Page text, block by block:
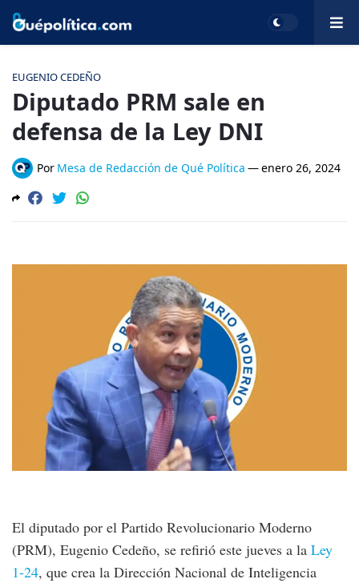
EUGENIO CEDEÑO
Diputado PRM sale en
defensa de la Ley DNI
Por Mesa de Redacción de Qué Política —enero 26, 2024
El diputado por el Partido Revolucionario Moderno
(PRM), Eugenio Cedeño, se refirió este jueves a la Ley
1-24, que crea la Dirección Nacional de Inteligencia